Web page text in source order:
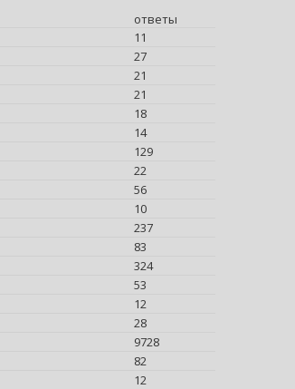
ответы
11
27
21
21
18
14
129
22
56
10
237
83
324
53
12
28
9728
82
12